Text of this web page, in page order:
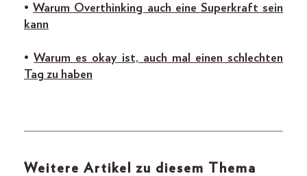
•Warum Overthinking auch eine Superkraft sein
kann
•Warum es okay ist, auch mal einen schlechten
Tag zu haben
Weitere Artikel zu diesem Thema